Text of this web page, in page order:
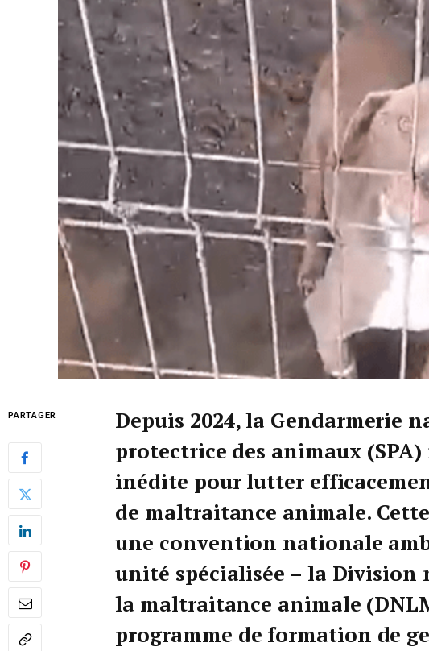
PARTAGER
Depuis 2024, la Gendarmerie
protectrice des animaux
inédite pour lutter
de maltraitance animale.
une convention nationale
unité spécialisée – la
la maltraitance animale
programme de formation de